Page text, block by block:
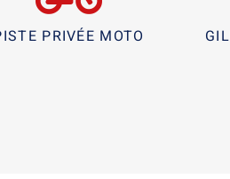
PRIVÉE MOTO